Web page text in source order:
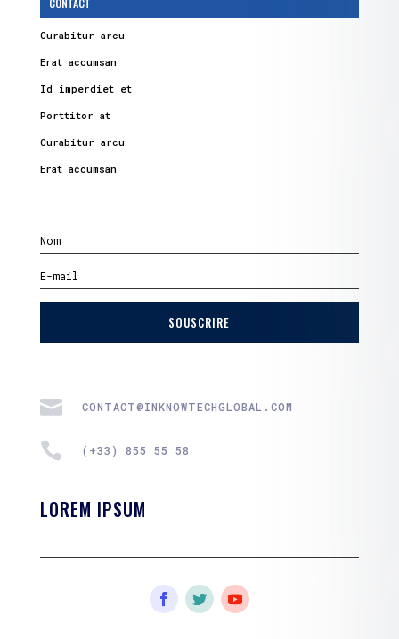
Curabitur arcu
Erat accumsan
Id imperdiet et
Porttitor at
Curabitur arcu
Erat accumsan
SOUSCRIRE
 CONTACT@INKNOWTECHGLOBAL.COM
 (+33) 855 55 58
LOREM IPSUM